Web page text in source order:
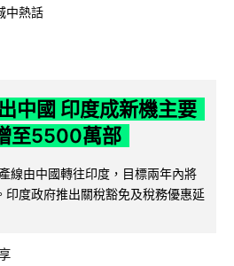
中熱話
中國 印度成新機主要
至5500萬部
線由中國轉往印度，目標兩年內將
印度政府推出關稅豁免及稅務優惠延